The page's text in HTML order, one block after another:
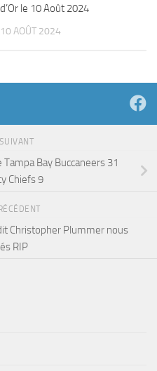
d’Or le 10 Août 2024
10 AOÛT 2024
Bay Buccaneers 31
Chiefs 9
Christopher Plummer nous
RIP